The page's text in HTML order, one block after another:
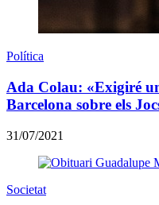
Política
Ada Colau: «Exigiré
Barcelona sobre els
31/07/2021
Societat